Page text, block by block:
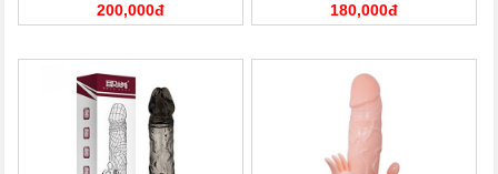
200,000đ 180,000đ